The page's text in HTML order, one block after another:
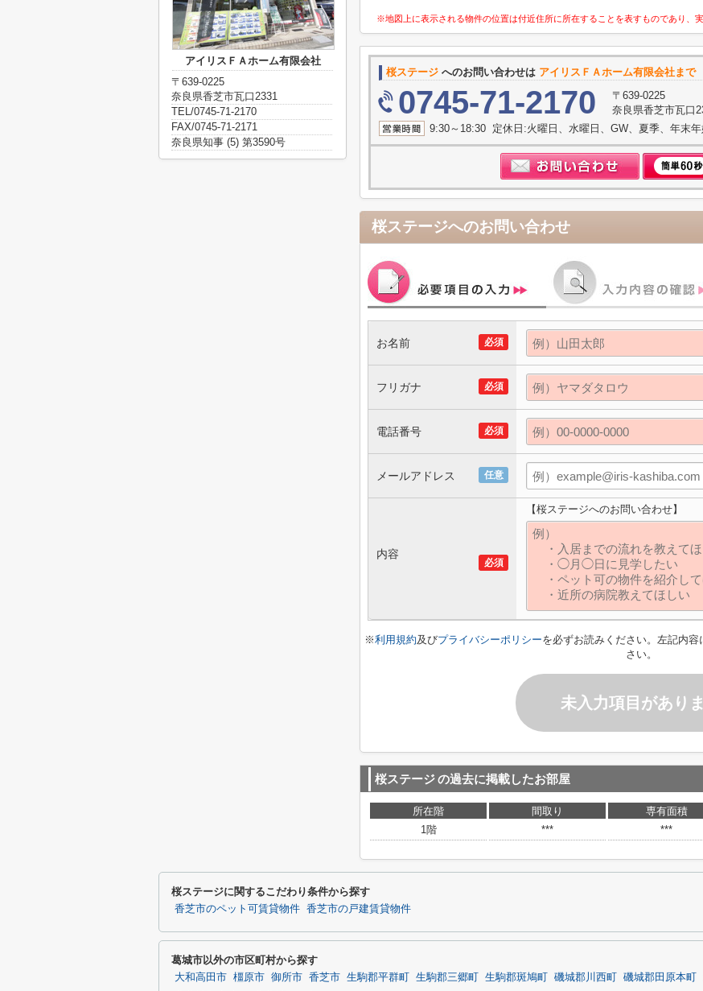
※地図上に表示される物件の位置は付近住所に所在することを表すものであり、
桜ステージ へのお問い合わせは アイリスＦＡホーム有限会社まで
0745-71-2170
〒639-0225
奈良県香芝市瓦口
9:30～18:30 定休日:火曜日、水曜日、GW、夏季、年末
桜ステージへのお問い合わせ
必須
お名前
必須
フリガナ
必須
電話番号
任意
メールアドレス
必須
内容
【桜ステージへのお問い合わせ】
※利用規約及びプライバシーポリシーを必ずお読みください。左記内
さい。
未入力項目があり
桜ステージの過去に掲載したお部屋
所在階 間取り 専有面積
1階
*** ***
アイリスＦＡホーム有限会社
〒639-0225
奈良県香芝市瓦口2331
TEL/0745-71-2170
FAX/0745-71-2171
奈良県知事 (5) 第3590号
桜ステージに関するこだわり条件から探す
香芝市のペット可賃貸物件 香芝市の戸建賃貸物件
葛城市以外の市区町村から探す
大和高田市 橿原市 御所市 香芝市 生駒郡平群町 生駒郡三郷町 生駒郡斑鳩町 磯城郡川西町 磯城郡田原本町